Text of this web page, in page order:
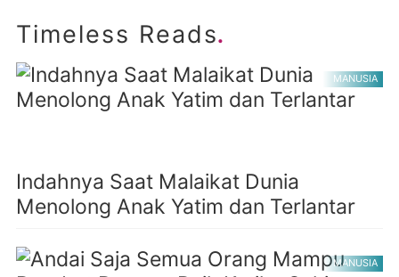
Timeless Reads.
MANUSIA
Indahnya Saat Malaikat Dunia
Menolong Anak Yatim dan Terlantar
MANUSIA